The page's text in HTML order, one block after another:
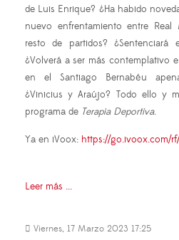
de Luis Enrique? ¿Ha habido
nuevo enfrentamiento entre
resto de partidos? ¿Sentenciará
¿Volverá a ser más contemplativo
en el Santiago Bernabéu
¿Vinicius y Araújo? Todo ello y
programa de Terapia Deportiva.
Ya en iVoox: https://go.ivoox.com/
Leer más ...
Viernes, 17 Marzo 2023 17:25